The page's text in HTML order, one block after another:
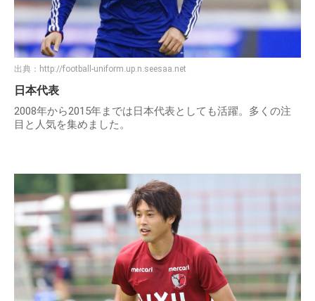
出典： http://football-uniform.up.n.seesaa.net
日本代表
2008年から2015年までは日本代表としても活躍。多くの注
目と人気を集めました。